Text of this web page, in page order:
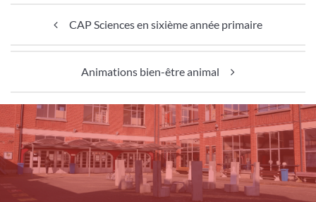
CAP Sciences en sixième année primaire
Animations bien-être animal